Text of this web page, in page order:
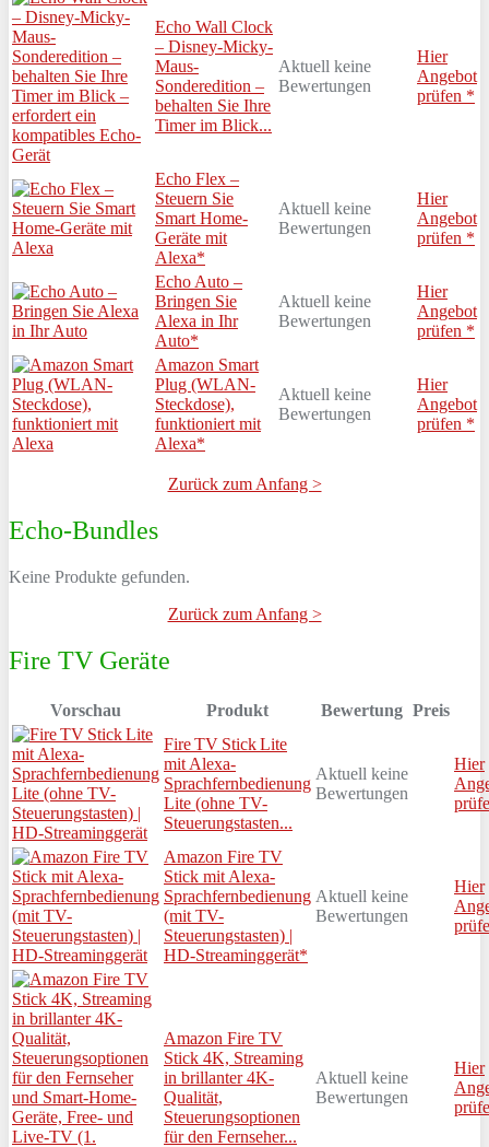
Echo Wall Clock
– Disney-Micky-
Maus-
Sonderedition –
behalten Sie Ihre
Timer im Blick...
Aktuell keine
Bewertungen
Hier
Angebot
prüfen *
Echo Flex –
Steuern Sie
Smart Home-
Geräte mit
Alexa*
Aktuell keine
Bewertungen
Hier
Angebot
prüfen *
Echo Auto –
Bringen Sie
Alexa in Ihr
Auto*
Aktuell keine
Bewertungen
Hier
Angebot
prüfen *
Amazon Smart
Plug (WLAN-
Steckdose),
funktioniert mit
Alexa*
Aktuell keine
Bewertungen
Hier
Angebot
prüfen *
Zurück zum Anfang >
Echo-Bundles
Keine Produkte gefunden.
Zurück zum Anfang >
Fire TV Geräte
Vorschau Produkt Bewertung Preis
Fire TV Stick Lite
mit Alexa-
Sprachfernbedienung
Lite (ohne TV-
Steuerungstasten...
Aktuell keine
Bewertungen
Hier
Amazon Fire TV
Stick mit Alexa-
Sprachfernbedienung
(mit TV-
Steuerungstasten) |
HD-Streaminggerät*
Aktuell keine
Bewertungen
Hier
Amazon Fire TV
Stick 4K, Streaming
in brillanter 4K-
Qualität,
Steuerungsoptionen
für den Fernseher...
Aktuell keine
Bewertungen
Hier